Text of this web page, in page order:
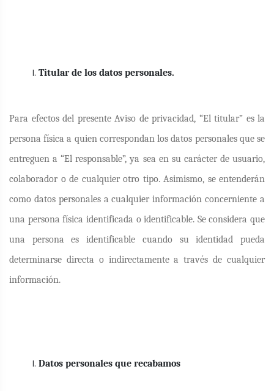
Titular de los datos personales.
Para efectos del presente Aviso de privacidad, “El titular” es la
persona física a quien correspondan los datos personales que se
entreguen a “El responsable”, ya sea en su carácter de usuario,
colaborador o de cualquier otro tipo. Asimismo, se entenderán
como datos personales a cualquier información concerniente a
una persona física identificada o identificable. Se considera que
una persona es identificable cuando su identidad pueda
determinarse directa o indirectamente a través de cualquier
información.
Datos personales que recabamos